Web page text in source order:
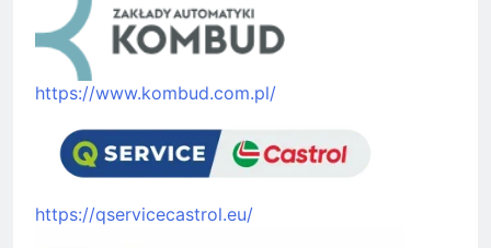
https://www.kombud.com.pl/
https://qservicecastrol.eu/